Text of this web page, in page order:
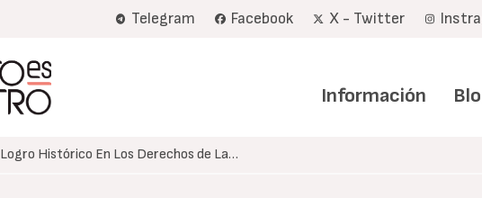
Telegram Facebook X - Twitter
Información
Logro Histórico En Los Derechos de La…